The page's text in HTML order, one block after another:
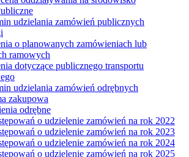
udzielania zamówień publicznych
o planowanych zamówieniach lub
ramowych
dotyczące publicznego transportu
udzielania zamówień odrębnych
zakupowa
odrębne
o udzielenie zamówień na rok 2022
o udzielenie zamówień na rok 2023
o udzielenie zamówień na rok 2024
o udzielenie zamówień na rok 2025